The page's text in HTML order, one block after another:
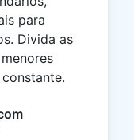
para
Divida as